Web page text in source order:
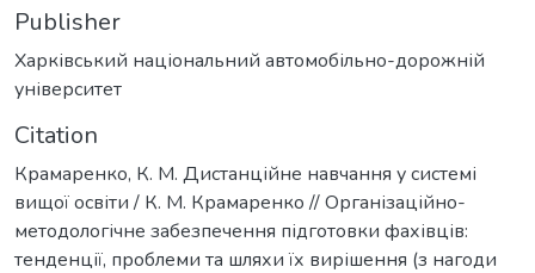
Publisher
Харківський національний автомобільно-дорожній
університет
Citation
Крамаренко, К. М. Дистанційне навчання у системі
вищої освіти / К. М. Крамаренко // Організаційно-
методологічне забезпечення підготовки фахівців:
тенденції, проблеми та шляхи їх вирішення (з нагоди